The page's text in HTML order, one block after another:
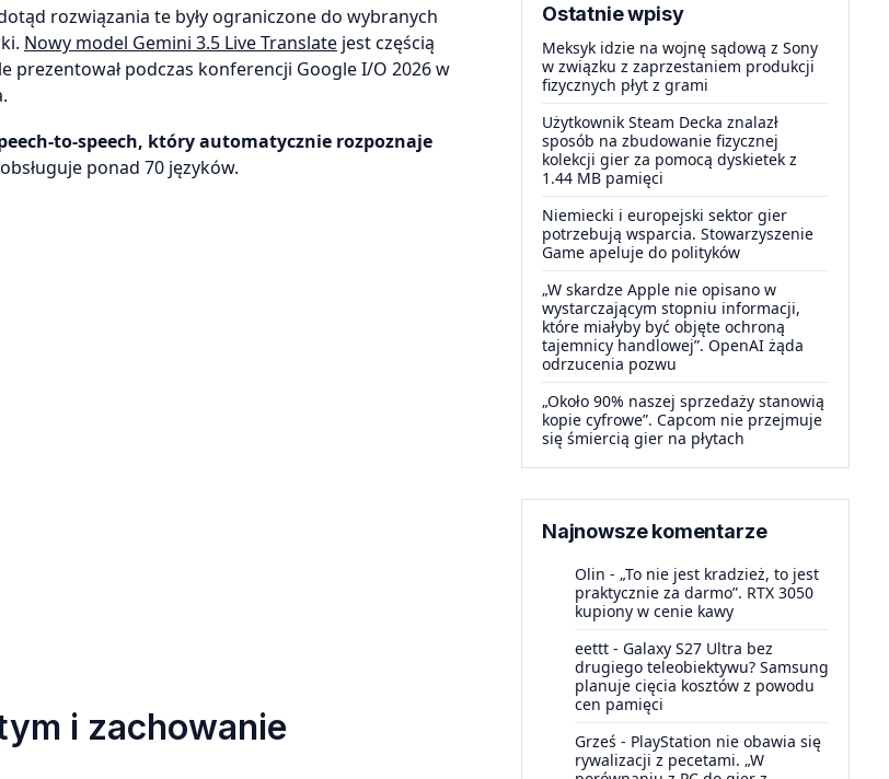
rozwiązania te były ograniczone do wybranych
Nowy model Gemini 3.5 Live Translate jest częścią
prezentował podczas konferencji Google I/O 2026 w
to-speech, który automatycznie rozpoznaje
ponad 70 języków.
i zachowanie
Ostatnie wpisy
Meksyk idzie na wojnę sądową z Sony
w związku z zaprzestaniem produkcji
fizycznych płyt z grami
Użytkownik Steam Decka znalazł
sposób na zbudowanie fizycznej
kolekcji gier za pomocą dyskietek z
1.44 MB pamięci
Niemiecki i europejski sektor gier
potrzebują wsparcia. Stowarzyszenie
Game apeluje do polityków
„W skardze Apple nie opisano w
wystarczającym stopniu informacji,
które miałyby być objęte ochroną
tajemnicy handlowej”. OpenAI żąda
odrzucenia pozwu
„Około 90% naszej sprzedaży stanowią
kopie cyfrowe”. Capcom nie przejmuje
się śmiercią gier na płytach
Najnowsze komentarze
Olin - „To nie jest kradzież, to jest
praktycznie za darmo”. RTX 3050
kupiony w cenie kawy
eettt - Galaxy S27 Ultra bez
drugiego teleobiektywu? Samsung
planuje cięcia kosztów z powodu
cen pamięci
Grześ - PlayStation nie obawia się
rywalizacji z pecetami. „W